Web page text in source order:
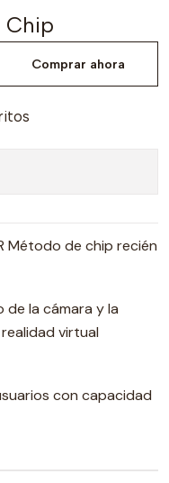
Chip
Comprar ahora
Método de chip recién
de la cámara y la
virtual
con capacidad